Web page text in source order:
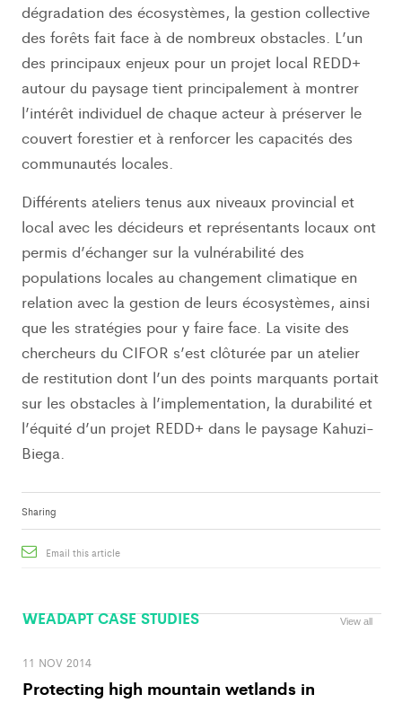
dégradation des écosystèmes, la gestion collective
des forêts fait face à de nombreux obstacles. L’un
des principaux enjeux pour un projet local REDD+
autour du paysage tient principalement à montrer
l’intérêt individuel de chaque acteur à préserver le
couvert forestier et à renforcer les capacités des
communautés locales.
Différents ateliers tenus aux niveaux provincial et
local avec les décideurs et représentants locaux ont
permis d’échanger sur la vulnérabilité des
populations locales au changement climatique en
relation avec la gestion de leurs écosystèmes, ainsi
que les stratégies pour y faire face. La visite des
chercheurs du CIFOR s’est clôturée par un atelier
de restitution dont l’un des points marquants portait
sur les obstacles à l’implementation, la durabilité et
l’équité d’un projet REDD+ dans le paysage Kahuzi-
Biega.
Sharing
Email this article
WEADAPT CASE STUDIES View all
11 NOV 2014
Protecting high mountain wetlands in